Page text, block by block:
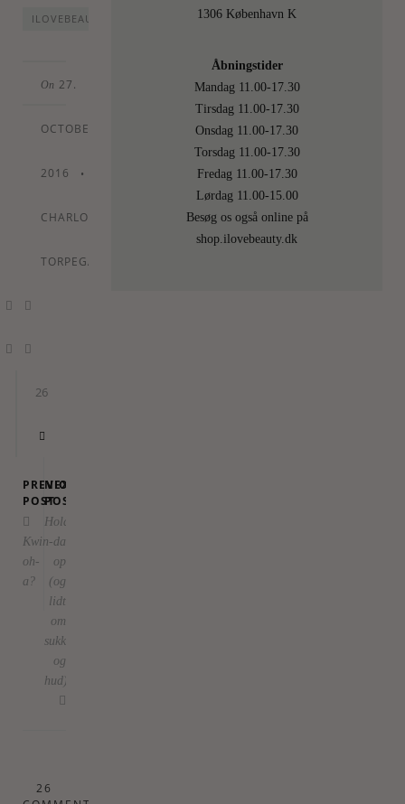
ILOVEBEAUTYBOKSEN
On 27.
OCTOBER
2016 •
CHARLOTTE
TORPEGAARD
26
PREVIOUS
POST
Kwin-
oh-
a?
NEXT
POST
Hold
da
op
(og
lidt
om
sukker
og
hud)
26
1306 København K
Åbningstider
Mandag 11.00-17.30
Tirsdag 11.00-17.30
Onsdag 11.00-17.30
Torsdag 11.00-17.30
Fredag 11.00-17.30
Lørdag 11.00-15.00
Besøg os også online på
shop.ilovebeauty.dk